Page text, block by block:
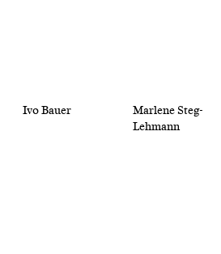
Ivo Bauer
Marlene Steg-
Lehmann